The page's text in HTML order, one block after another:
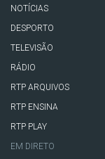
NOTÍCIAS
DESPORTO
TELEVISÃO
RÁDIO
RTP ARQUIVOS
RTP ENSINA
RTP PLAY
EM DIRETO